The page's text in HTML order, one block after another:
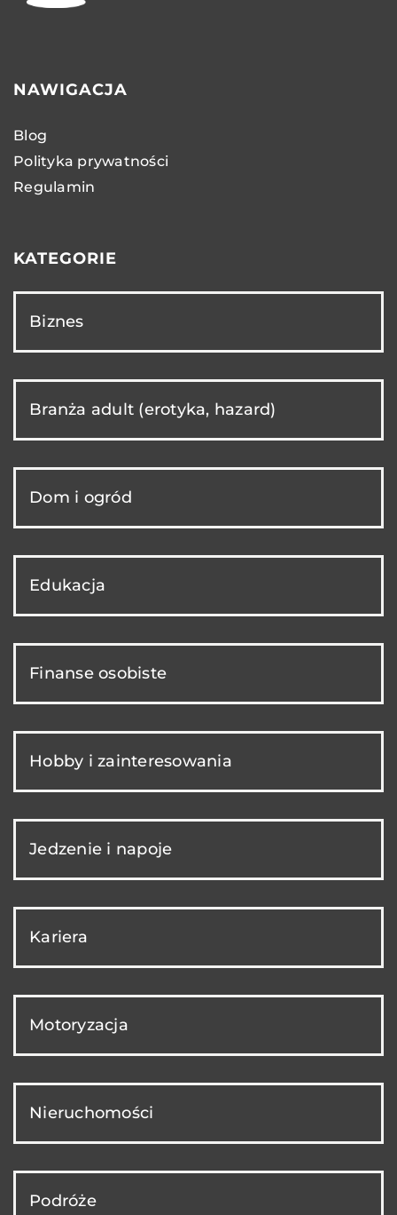
NAWIGACJA
Blog
Polityka prywatności
Regulamin
KATEGORIE
Biznes
Branża adult (erotyka, hazard)
Dom i ogród
Edukacja
Finanse osobiste
Hobby i zainteresowania
Jedzenie i napoje
Kariera
Motoryzacja
Nieruchomości
Podróże